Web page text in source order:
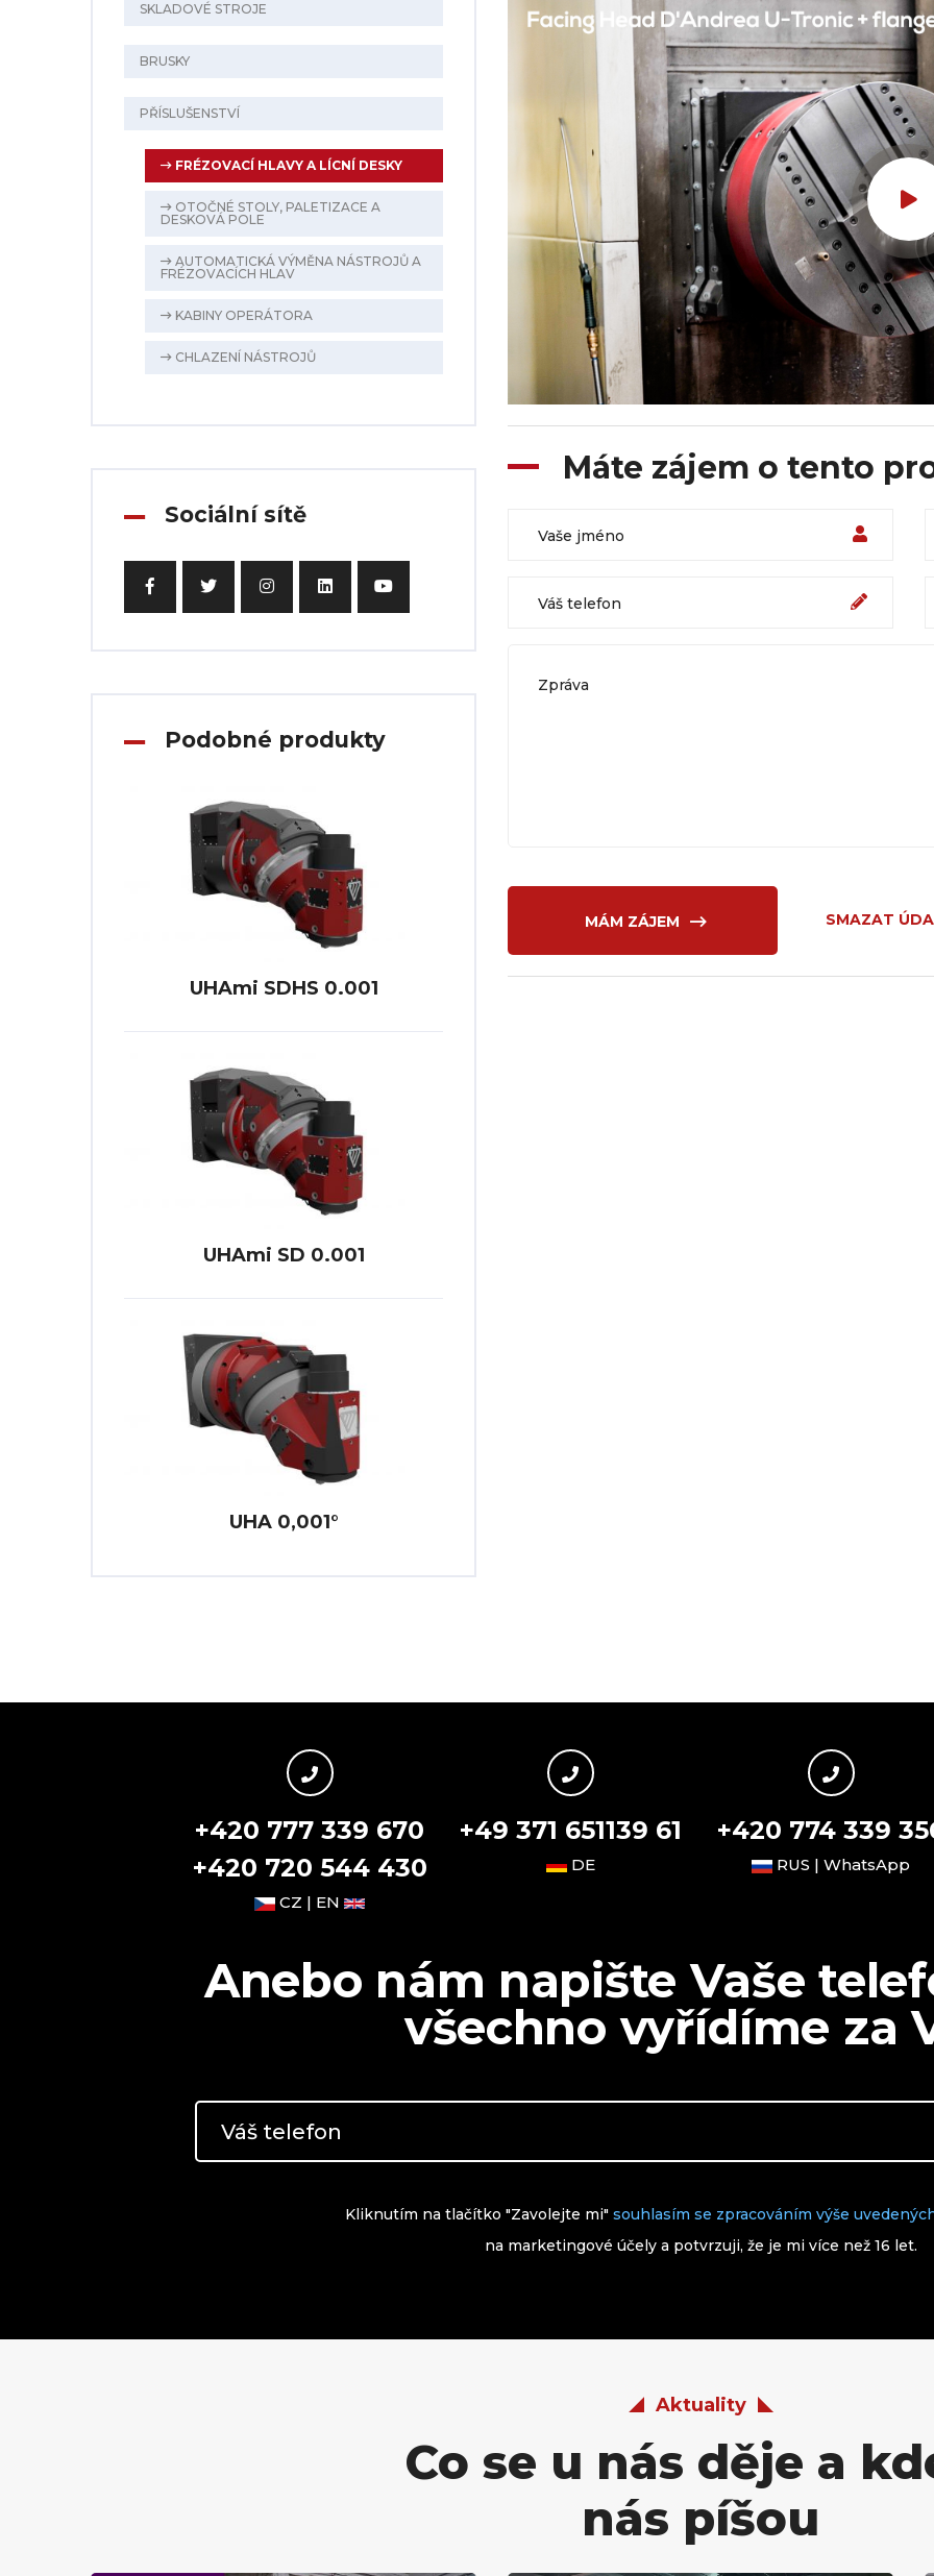
SKLADOVÉ STROJE
BRUSKY
PŘÍSLUŠENSTVÍ
FRÉZOVACÍ HLAVY A LÍCNÍ DESKY
OTOČNÉ STOLY, PALETIZACE A
DESKOVÁ POLE
AUTOMATICKÁ VÝMĚNA NÁSTROJŮ A
FRÉZOVACÍCH HLAV
KABINY OPERÁTORA
CHLAZENÍ NÁSTROJŮ
Sociální sítě
Podobné produkty
UHAmi SDHS 0.001
UHAmi SD 0.001
UHA 0,001°
Máte zájem o tento
MÁM ZÁJEM SMAZAT
+420 777 339 670
+420 720 544 430
CZ | EN
+49 371 651139 61
DE
+420 774 339
RUS | WhatsApp
Anebo nám napište Vaše
všechno vyřídíme za
Kliknutím na tlačítko "Zavolejte mi" souhlasím se zpracováním výše
na marketingové účely a potvrzuji, že je mi více než 16 let.
Aktuality
Co se u nás děje a
nás píšou